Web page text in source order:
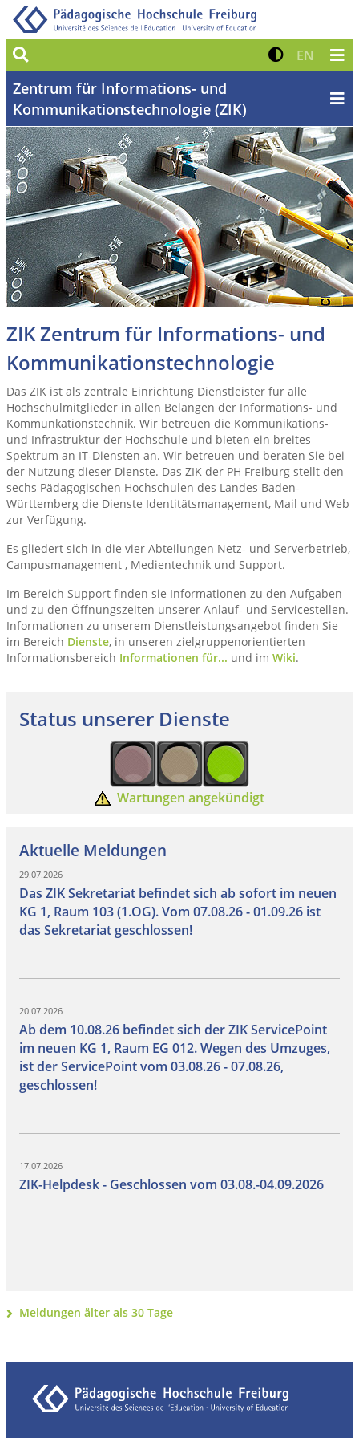
Suche Kontrast
EN Zur
Zentrum für Informations- und
Kommunikationstechnologie (ZIK)
ZIK Zentrum für Informations- und
Kommunikationstechnologie
Das ZIK ist als zentrale Einrichtung Dienstleister für alle
Hochschulmitglieder in allen Belangen der Informations- und
Kommunkationstechnik. Wir betreuen die Kommunikations-
und Infrastruktur der Hochschule und bieten ein breites
Spektrum an IT-Diensten an. Wir betreuen und beraten Sie bei
der Nutzung dieser Dienste. Das ZIK der PH Freiburg stellt den
sechs Pädagogischen Hochschulen des Landes Baden-
Württemberg die Dienste Identitätsmanagement, Mail und Web
zur Verfügung.
Es gliedert sich in die vier Abteilungen Netz- und Serverbetrieb,
Campusmanagement , Medientechnik und Support.
Im Bereich Support finden sie Informationen zu den Aufgaben
und zu den Öffnungszeiten unserer Anlauf- und Servicestellen.
Informationen zu unserem Dienstleistungsangebot finden Sie
im Bereich Dienste, in unseren zielgruppenorientierten
Informationsbereich Informationen für... und im Wiki.
Status unserer Dienste
Wartungen angekündigt
Aktuelle Meldungen
29.07.2026
Das ZIK Sekretariat befindet sich ab sofort im neuen
KG 1, Raum 103 (1.OG). Vom 07.08.26 - 01.09.26 ist
das Sekretariat geschlossen!
20.07.2026
Ab dem 10.08.26 befindet sich der ZIK ServicePoint
im neuen KG 1, Raum EG 012. Wegen des Umzuges,
ist der ServicePoint vom 03.08.26 - 07.08.26,
geschlossen!
17.07.2026
ZIK-Helpdesk - Geschlossen vom 03.08.-04.09.2026
Meldungen älter als 30 Tage